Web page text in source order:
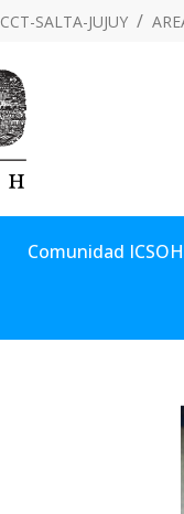
CCT-SALTA-JUJUY
Comunidad ICSOH